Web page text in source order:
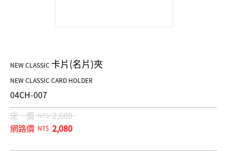
NEW CLASSIC 卡片(名片)夾
NEW CLASSIC CARD HOLDER
04CH-007
定 價 NT$ 2,600
網路價 NT$ 2,080